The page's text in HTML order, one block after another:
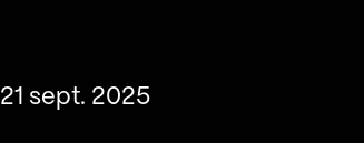
21 sept. 2025